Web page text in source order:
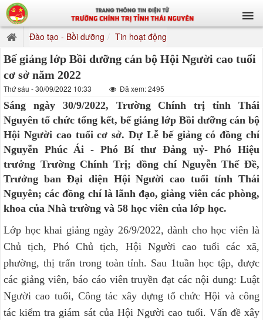
Đào tạo - Bồi dưỡng Tin hoạt động
Bế giảng lớp Bồi dưỡng cán bộ Hội Người cao tuổi
cơ sở năm 2022
Thứ sáu - 30/09/2022 10:33 Đã xem: 2495
Sáng ngày 30/9/2022, Trường Chính trị tỉnh Thái
Nguyên tổ chức tổng kết, bế giảng lớp Bồi dưỡng cán bộ
Hội Người cao tuổi cơ sở. Dự Lễ bế giảng có đồng chí
Nguyễn Phúc Ái - Phó Bí thư Đảng uỷ- Phó Hiệu
trưởng Trường Chính Trị; đồng chí Nguyễn Thế Đề,
Trưởng ban Đại diện Hội Người cao tuổi tỉnh Thái
Nguyên; các đồng chí là lãnh đạo, giảng viên các phòng,
khoa của Nhà trường và 58 học viên của lớp học.
Lớp học khai giảng ngày 26/9/2022, dành cho học viên là
Chủ tịch, Phó Chủ tịch, Hội Người cao tuổi các xã,
phường, thị trấn trong toàn tỉnh. Sau 1tuần học tập, được
các giảng viên, báo cáo viên truyền đạt các nội dung: Luật
Người cao tuổi, Công tác xây dựng tổ chức Hội và công
tác kiểm tra giám sát của Hội Người cao tuổi. Vấn đề xây